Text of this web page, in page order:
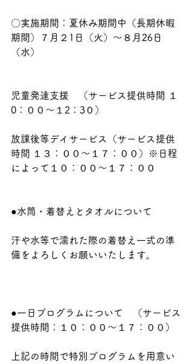
〇実施期間：夏休み期間中（長期休暇
期間）７月２1日（火）～８月26日
（水）
児童発達支援　（サービス提供時間 １
0：００～１2：3０）
放課後等デイサービス（サービス提供
時間 １３：００～１７：００）※日程
によって１０：００～１７：００
●水筒・着替えとタオルについて
汗や水等で濡れた際の着替え一式の準
備をよろしくお願いいたします。
●一日プログラムについて　（サービス
提供時間：１０：００～１７：００）
上記の時間で特別プログラムを用意い